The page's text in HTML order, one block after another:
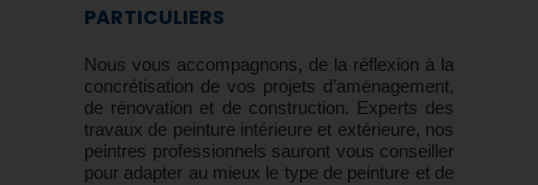
PARTICULIERS
Nous vous accompagnons, de la réflexion à la
concrétisation de vos projets d’aménagement,
de rénovation et de construction. Experts des
travaux de peinture intérieure et extérieure, nos
peintres professionnels sauront vous conseiller
pour adapter au mieux le type de peinture et de